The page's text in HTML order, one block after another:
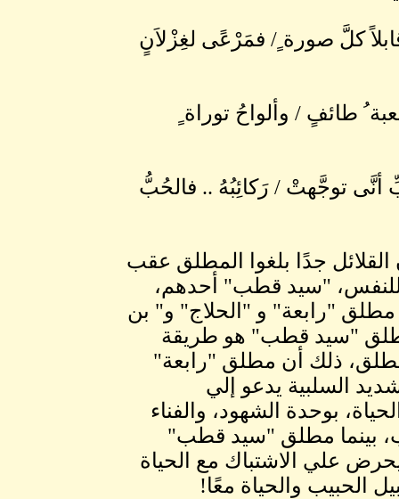
كلَّ صورة ٍ/ فمَرْعًى لغِزْلاَنٍ
طائفٍ / وألواحُ توراة
أنَّى توجَّهتْ / رَكائِبُهُ .. فالحُبُّ
جدًا بلغوا المطلق عقب
"سيد قطب" أحدهم،
"رابعة" و "الحلاج" و" بن
"سيد قطب" هو طريقة
ذلك أن مطلق "رابعة"
السلبية يدعو إلي
بوحدة الشهود، والفناء
بينما مطلق "سيد قطب"
علي الاشتباك مع الحياة
الحبيب والحياة معًا!